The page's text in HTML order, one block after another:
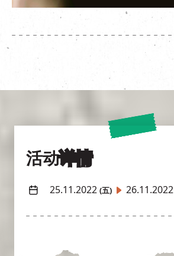
活动详情
25.11.2022 (五) 26.11.2022